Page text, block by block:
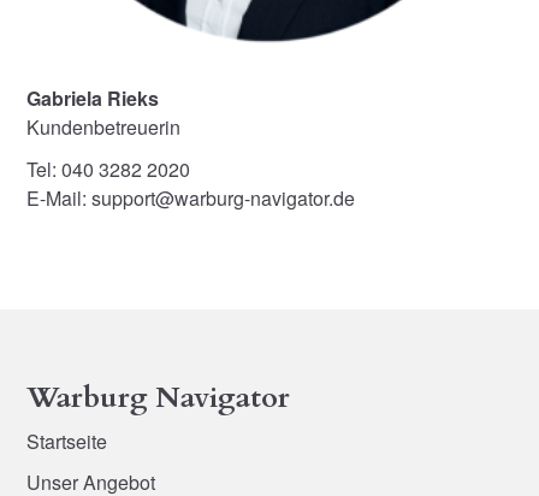
Gabriela Rieks
Kundenbetreuerin
Tel: 040 3282 2020
E-Mail: support@warburg-navigator.de
Warburg Navigator
Startseite
Unser Angebot